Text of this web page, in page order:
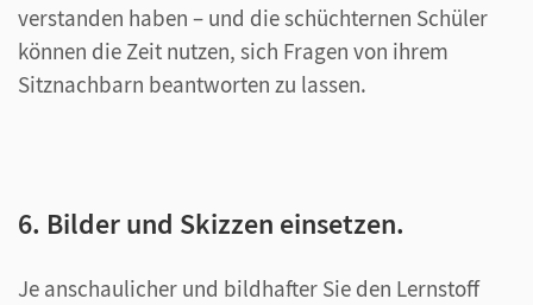
verstanden haben – und die schüchternen Schüler
können die Zeit nutzen, sich Fragen von ihrem
Sitznachbarn beantworten zu lassen.
6. Bilder und Skizzen einsetzen.
Je anschaulicher und bildhafter Sie den Lernstoff